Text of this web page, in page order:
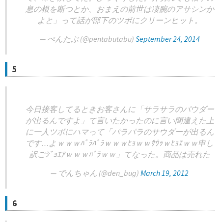
息の根を断つとか、おまえの前世は凄腕のアサシンか
よと」って話が部下のツボにクリーンヒット。
— ぺんたぶ (@pentabutabu) September 24, 2014
5
今日接客してるときお客さんに「サラサラのパウダー
が出るんですよ」て言いたかったのに言い間違えた上
に一人ツボにハマって「パラパラのサウダーが出るん
です…よｗｗｗﾊﾟﾗﾊﾟﾗｗｗｗﾋｮｗｗｻｳｯｗﾋｮｴｗｗ申し
訳ごｼﾞｮｴｱｗｗｗﾊﾟﾗｗｗ」てなった。商品は売れた
— でんちゃん (@den_bug) March 19, 2012
6